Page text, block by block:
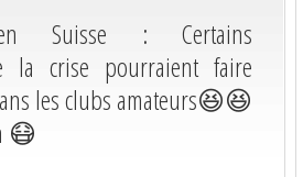
Suisse : Certains
la crise pourraient faire
les clubs amateurs😆😆
😷